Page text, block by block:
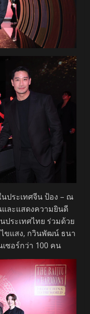
ประเทศจีน ป้อง – ณ
ละแสดงความยินดี
ประเทศไทย ร่วมด้วย
ขแสง, กวินพัฒน์ ธนา
ซอร์กว่า 100 คน